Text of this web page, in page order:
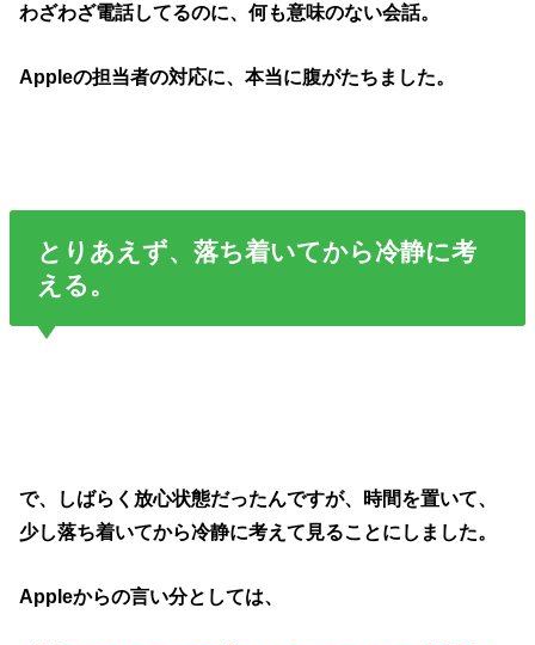
わざわざ電話してるのに、何も意味のない会話。
Appleの担当者の対応に、本当に腹がたちました。
とりあえず、落ち着いてから冷静に考
える。
で、しばらく放心状態だったんですが、時間を置いて、
少し落ち着いてから冷静に考えて見ることにしました。
Appleからの言い分としては、